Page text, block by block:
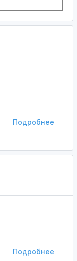
Подробнее
Подробнее